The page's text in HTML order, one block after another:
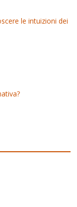
le intuizioni dei